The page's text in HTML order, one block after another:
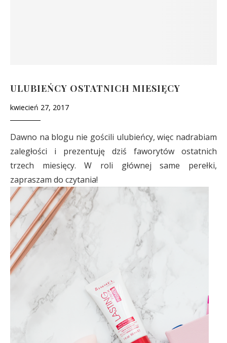
ULUBIEŃCY OSTATNICH MIESIĘCY
kwiecień 27, 2017
Dawno na blogu nie gościli ulubieńcy, więc nadrabiam
zaległości i prezentuję dziś faworytów ostatnich
trzech miesięcy. W roli głównej same perełki,
zapraszam do czytania!